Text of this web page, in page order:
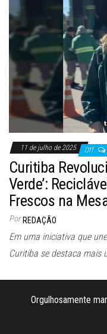
11 de julho de 2025 Off
Curitiba
Verde’:
Frescos na
Por REDAÇÃO
Em uma iniciativa que
Curitiba se destaca mais
Orgulhosamente